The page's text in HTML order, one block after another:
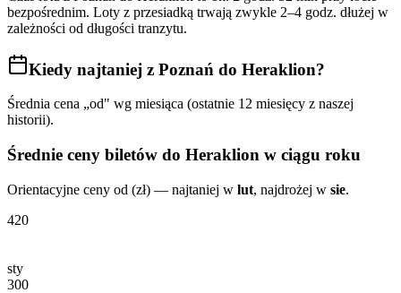
bezpośrednim. Loty z przesiadką trwają zwykle 2–4 godz. dłużej w
zależności od długości tranzytu.
Kiedy najtaniej z Poznań do Heraklion?
Średnia cena „od" wg miesiąca (ostatnie 12 miesięcy z naszej
historii).
Średnie ceny biletów do Heraklion w ciągu roku
Orientacyjne ceny od (zł) — najtaniej w lut, najdrożej w sie.
420
sty
300